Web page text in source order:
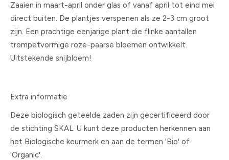
Zaaien in maart-april onder glas of vanaf april tot eind mei
direct buiten. De plantjes verspenen als ze 2-3 cm groot
zijn. Een prachtige eenjarige plant die flinke aantallen
trompetvormige roze-paarse bloemen ontwikkelt.
Uitstekende snijbloem!
Extra informatie
Deze biologisch geteelde zaden zijn gecertificeerd door
de stichting SKAL. U kunt deze producten herkennen aan
het Biologische keurmerk en aan de termen 'Bio' of
'Organic'.